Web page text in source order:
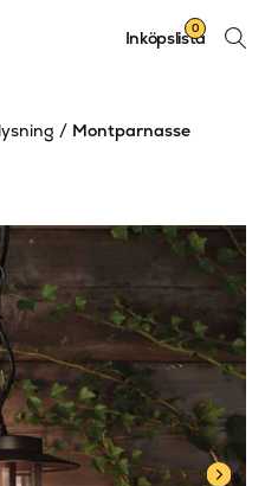
Sök
Inköpslista
0
/ Montparnasse